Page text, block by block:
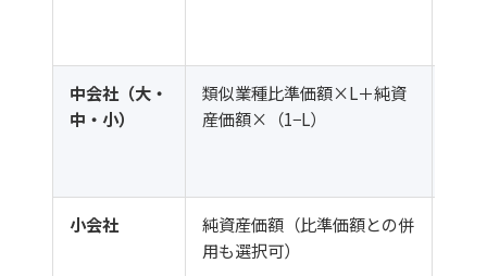
中会社（大・
中・小）
類似業種比準価額×L＋純資
産価額×（1−L）
小会社
純資産価額（比準価額との併
用も選択可）